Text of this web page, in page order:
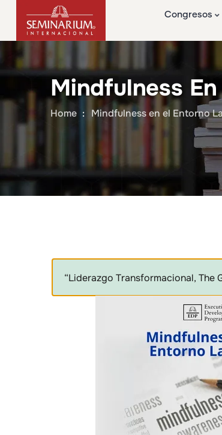
Congresos
Mindfulness
Home Mindfulness en el Entorno
“Liderazgo Transformacional, The